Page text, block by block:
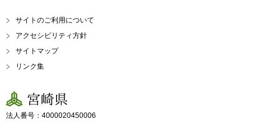
サイトのご利用について
アクセシビリティ方針
サイトマップ
リンク集
宮崎県
法人番号：4000020450006